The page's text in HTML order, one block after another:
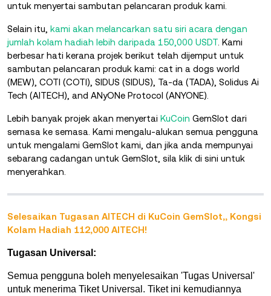
untuk menyertai sambutan pelancaran produk kami.
Selain itu, kami akan melancarkan satu siri acara dengan
jumlah kolam hadiah lebih daripada 150,000 USDT . Kami
berbesar hati kerana projek berikut telah dijemput untuk
sambutan pelancaran produk kami: cat in a dogs world
(MEW), COTI (COTI), SIDUS (SIDUS), Ta-da (TADA), Solidus Ai
Tech (AITECH), and ANyONe Protocol (ANYONE).
Lebih banyak projek akan menyertai KuCoin GemSlot dari
semasa ke semasa. Kami mengalu-alukan semua pengguna
untuk mengalami GemSlot kami, dan jika anda mempunyai
sebarang cadangan untuk GemSlot, sila klik di sini untuk
menyerahkan.
Selesaikan Tugasan AITECH di KuCoin GemSlot,, Kongsi
Kolam Hadiah 112,000 AITECH!
Tugasan Universal:
Semua pengguna boleh menyelesaikan 'Tugas Universal'
untuk menerima Tiket Universal. Tiket ini kemudiannya